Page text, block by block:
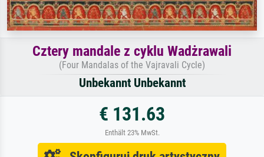
Cztery mandale z cyklu Wadżrawali
(Four Mandalas of the Vajravali Cycle)
Unbekannt Unbekannt
€ 131.63
Enthält 23% MwSt.